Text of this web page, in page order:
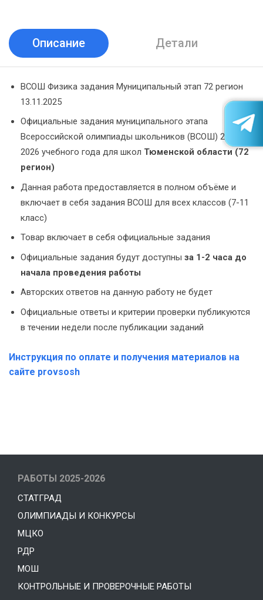
Описание Детали
ВСОШ Физика задания Муниципальный этап 72 регион
13.11.2025
Официальные задания муниципального этапа
Всероссийской олимпиады школьников (ВСОШ) 2025-
2026 учебного года для школ Тюменской области (72
регион)
Данная работа предоставляется в полном объёме и
включает в себя задания ВСОШ для всех классов (7-11
класс)
Товар включает в себя официальные задания
Официальные задания будут доступны за 1-2 часа до
начала проведения работы
Авторских ответов на данную работу не будет
Официальные ответы и критерии проверки публикуются
в течении недели после публикации заданий
Инструкция по оплате и получения материалов на
сайте provsosh
РАБОТЫ 2025-2026
СТАТГРАД
ОЛИМПИАДЫ И КОНКУРСЫ
МЦКО
РДР
МОШ
КОНТРОЛЬНЫЕ И ПРОВЕРОЧНЫЕ РАБОТЫ